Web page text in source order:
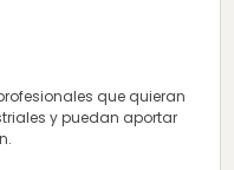
que quieran
y puedan aportar